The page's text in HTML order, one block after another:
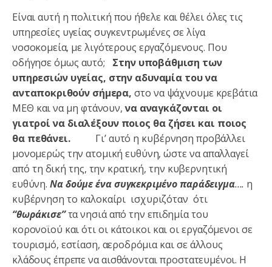
Είναι αυτή η πολιτική που ήθελε και θέλει όλες τις
υπηρεσίες υγείας συγκεντρωμένες σε λίγα
νοσοκομεία, με λιγότερους εργαζόμενους. Που
οδήγησε όμως αυτό; Στην υποβάθμιση των
υπηρεσιών υγείας, στην αδυναμία του να
ανταποκριθούν σήμερα,στο να ψάχνουμε κρεβάτια
ΜΕΘ και να μη φτάνουν,να αναγκάζονται οι
γιατροί να διαλέξουν ποιος θα ζήσει και ποιος
θα πεθάνει. Γι’ αυτό η κυβέρνηση προβάλλει
μονομερώς την ατομική ευθύνη, ώστε να απαλλαγεί
από τη δική της, την κρατική, την κυβερνητική
ευθύνη.Να δούμε ένα συγκεκριμένο παράδειγμα…. η
κυβέρνηση το καλοκαίρι ισχυριζόταν ότι
“θωράκισε”τα νησιά από την επιδημία του
κορονοϊού και ότι οι κάτοικοι και οι εργαζόμενοι σε
τουρισμό, εστίαση, αεροδρόμια και σε άλλους
κλάδους έπρεπε να αισθάνονται προστατευμένοι. Η